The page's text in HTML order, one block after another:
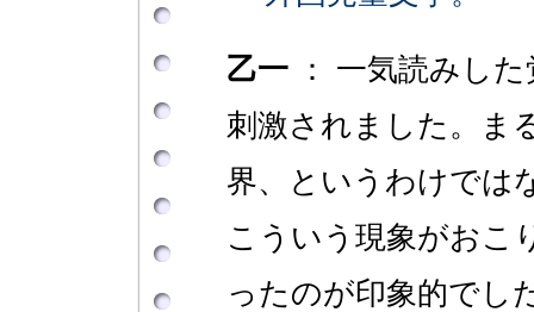
乙一 ： 一気読みし
刺激されました。ま
界、というわけでは
こういう現象がおこ
ったのが印象的でし